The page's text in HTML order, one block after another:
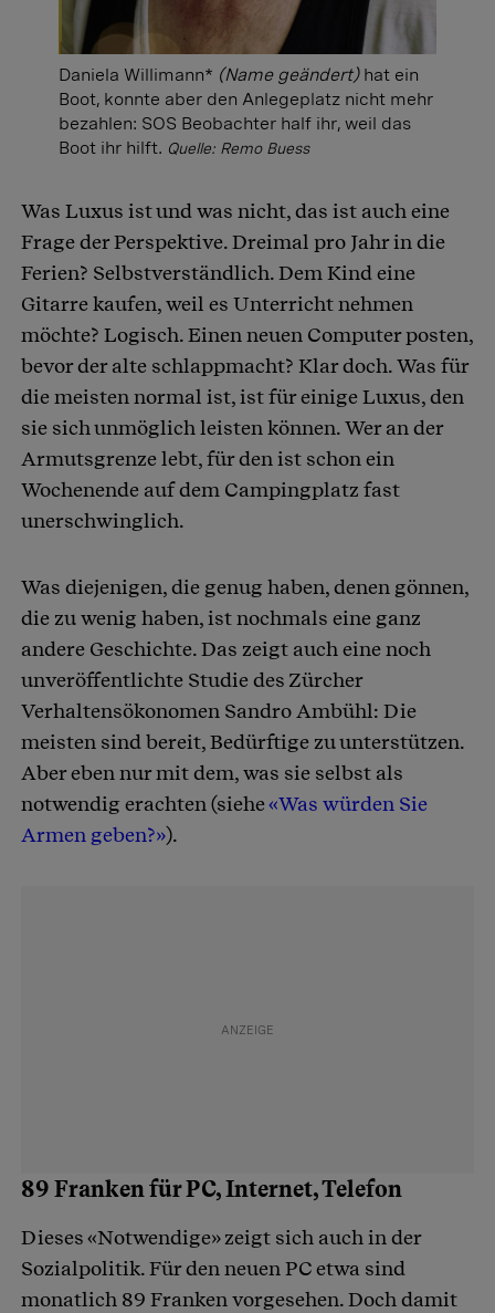
Daniela Willimann* (Name geändert) hat ein
Boot, konnte aber den Anlegeplatz nicht mehr
bezahlen: SOS Beobachter half ihr, weil das
Boot ihr hilft. Quelle: Remo Buess
Was Luxus ist und was nicht, das ist auch eine
Frage der Perspektive. Dreimal pro Jahr in die
Ferien? Selbstverständlich. Dem Kind eine
Gitarre kaufen, weil es Unterricht nehmen
möchte? Logisch. Einen neuen Computer posten,
bevor der alte schlappmacht? Klar doch. Was für
die meisten normal ist, ist für einige Luxus, den
sie sich unmöglich leisten können. Wer an der
Armutsgrenze lebt, für den ist schon ein
Wochenende auf dem Campingplatz fast
unerschwinglich.
Was diejenigen, die genug haben, denen gönnen,
die zu wenig haben, ist nochmals eine ganz
andere Geschichte. Das zeigt auch eine noch
unveröffentlichte Studie des Zürcher
Verhaltensökonomen Sandro Ambühl: Die
meisten sind bereit, Bedürftige zu unterstützen.
Aber eben nur mit dem, was sie selbst als
notwendig erachten (siehe«Was würden Sie
Armen geben?»).
89 Franken für PC, Internet, Telefon
Dieses «Notwendige» zeigt sich auch in der
Sozialpolitik. Für den neuen PC etwa sind
monatlich 89 Franken vorgesehen. Doch damit